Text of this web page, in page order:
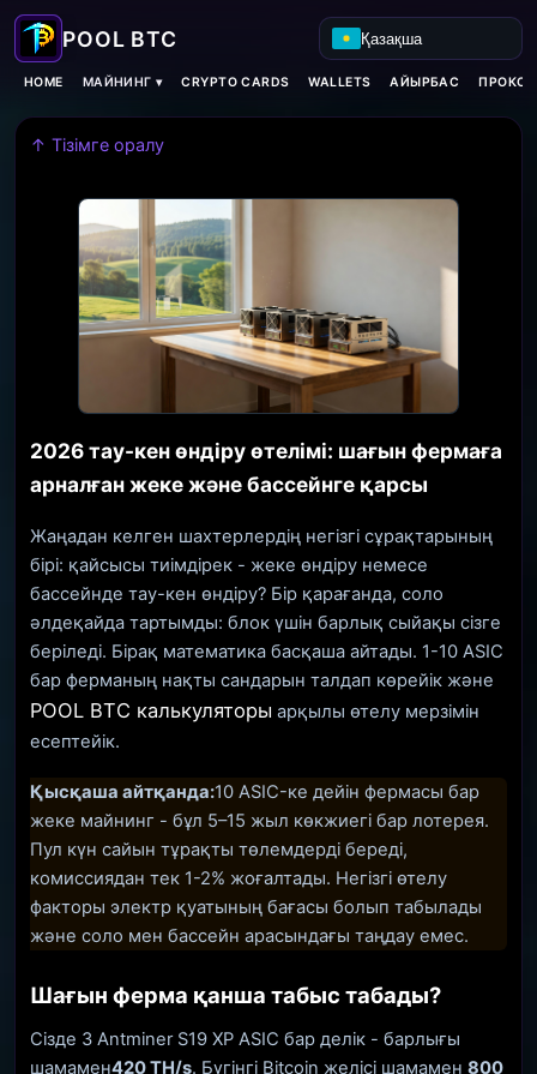
Қазақша
HOME МАЙНИНГ ▾ CRYPTO CARDS WALLETS АЙЫРБАС
↑ Тізімге оралу
2026 тау-кен өндіру өтелімі: шағын фермаға
арналған жеке және бассейнге қарсы
Жаңадан келген шахтерлердің негізгі сұрақтарының
бірі: қайсысы тиімдірек - жеке өндіру немесе
бассейнде тау-кен өндіру? Бір қарағанда, соло
әлдеқайда тартымды: блок үшін барлық сыйақы сізге
беріледі. Бірақ математика басқаша айтады. 1-10 ASIC
бар ферманың нақты сандарын талдап көрейік және
POOL BTC калькуляторы арқылы өтелу мерзімін
есептейік.
Қысқаша айтқанда:10 ASIC-ке дейін фермасы бар
жеке майнинг - бұл 5–15 жыл көкжиегі бар лотерея.
Пул күн сайын тұрақты төлемдерді береді,
комиссиядан тек 1-2% жоғалтады. Негізгі өтелу
факторы электр қуатының бағасы болып табылады
және соло мен бассейн арасындағы таңдау емес.
Шағын ферма қанша табыс табады?
Сізде 3 Antminer S19 XP ASIC бар делік - барлығы
шамамен420 TH/s. Бүгінгі Bitcoin желісі шамамен 800